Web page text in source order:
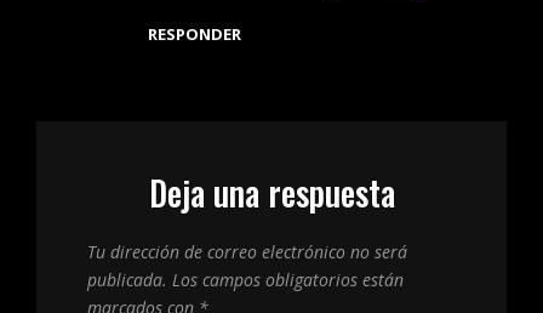
RESPONDER
Deja una respuesta
Tu dirección de correo electrónico no será
publicada. Los campos obligatorios están
marcados con *